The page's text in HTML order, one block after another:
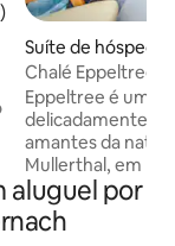
avaliação média de
Suíte de
uerf
Chalé Eppeltree
Eppeltree é uma
delicadamente
amantes da
Mullerthal, em
metros da Trilha
faz parte de uma
está localizada
aluguel por